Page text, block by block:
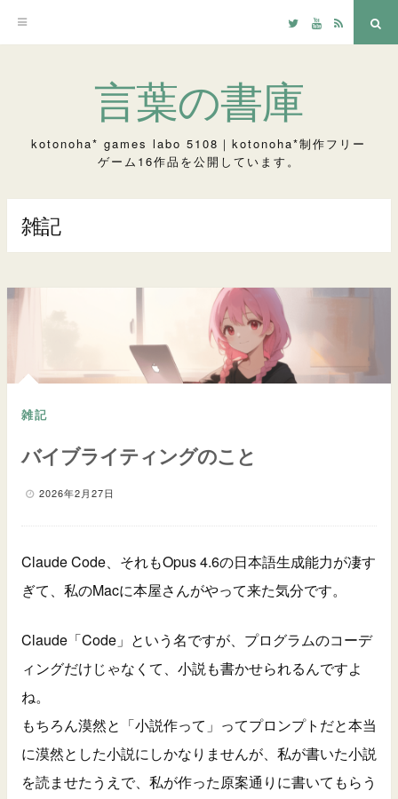
ツ
ス
キ
TwitterYouTube
RSS
言葉の書庫
kotonoha* games labo 5108｜kotonoha*制作フリー
ゲーム16作品を公開しています。
雑記
雑記
バイブライティングのこと
2026年2月27日
Claude Code、それもOpus 4.6の日本語生成能力が凄す
ぎて、私のMacに本屋さんがやって来た気分です。
Claude「Code」という名ですが、プログラムのコーデ
ィングだけじゃなくて、小説も書かせられるんですよ
ね。
もちろん漠然と「小説作って」ってプロンプトだと本当
に漠然とした小説にしかなりませんが、私が書いた小説
を読ませたうえで、私が作った原案通りに書いてもらう